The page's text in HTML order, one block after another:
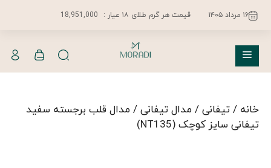
۱۶ مرداد ۱۴۰۵ قیمت هر گرم طلای ۱۸ عیار : 18,951,000
فهرست
خانه / تیفانی / مدال تیفانی / مدال قلب برجسته سفید
تیفانی سایز کوچک (NT135)